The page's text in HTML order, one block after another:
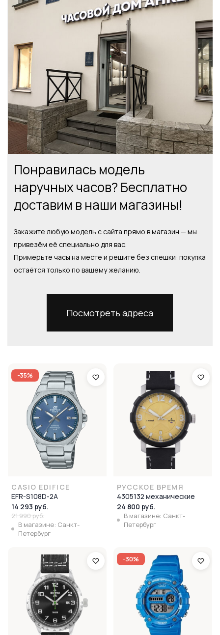
Понравилась модель
наручных часов? Бесплатно
доставим в наши магазины!
Закажите любую модель с сайта прямо в магазин — мы
привезём её специально для вас.
Примерьте часы на месте и решите без спешки: покупка
остаётся только по вашему желанию.
Посмотреть адреса
-35%
CASIO EDIFICE
EFR-S108D-2A
14 293 руб.
21 990 руб.
В магазине: Санкт-
Петербург
РУССКОЕ ВРЕМЯ
4305132 механические
24 800 руб.
В магазине: Санкт-
Петербург
-30%